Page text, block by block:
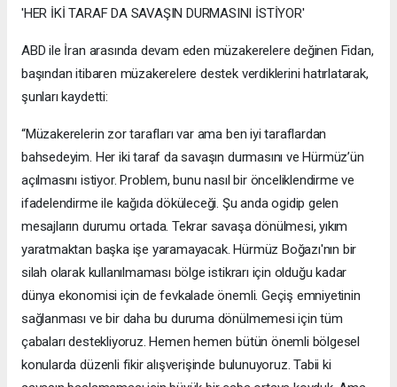
'HER İKİ TARAF DA SAVAŞIN DURMASINI İSTİYOR'
ABD ile İran arasında devam eden müzakerelere değinen Fidan,
başından itibaren müzakerelere destek verdiklerini hatırlatarak,
şunları kaydetti:
“Müzakerelerin zor tarafları var ama ben iyi taraflardan
bahsedeyim. Her iki taraf da savaşın durmasını ve Hürmüz’ün
açılmasını istiyor. Problem, bunu nasıl bir önceliklendirme ve
ifadelendirme ile kağıda döküleceği. Şu anda ogidip gelen
mesajların durumu ortada. Tekrar savaşa dönülmesi, yıkım
yaratmaktan başka işe yaramayacak. Hürmüz Boğazı'nın bir
silah olarak kullanılmaması bölge istikrarı için olduğu kadar
dünya ekonomisi için de fevkalade önemli. Geçiş emniyetinin
sağlanması ve bir daha bu duruma dönülmemesi için tüm
çabaları destekliyoruz. Hemen hemen bütün önemli bölgesel
konularda düzenli fikir alışverişinde bulunuyoruz. Tabii ki